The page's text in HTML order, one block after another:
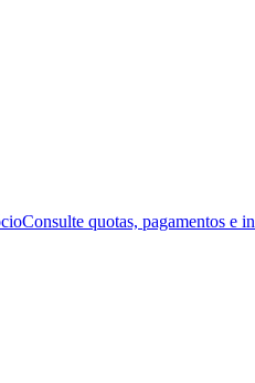
Consulte quotas, pagamentos e